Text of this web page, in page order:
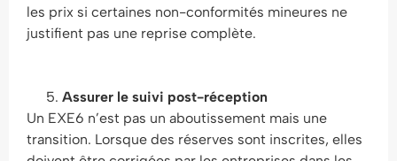
les prix si certaines non-conformités mineures ne
justifient pas une reprise complète.
Assurer le suivi post-réception
Un EXE6 n’est pas un aboutissement mais une
transition. Lorsque des réserves sont inscrites, elles